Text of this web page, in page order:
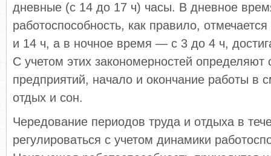
дневные (с 14 до 17 ч) часы. В дневное
работоспособность, как правило,
и 14 ч, а в ночное время — с 3 до 4 ч,
С учетом этих закономерностей определяют
предприятий, начало и окончание работы в
отдых и сон.
Чередование периодов труда и отдыха в
регулироваться с учетом динамики